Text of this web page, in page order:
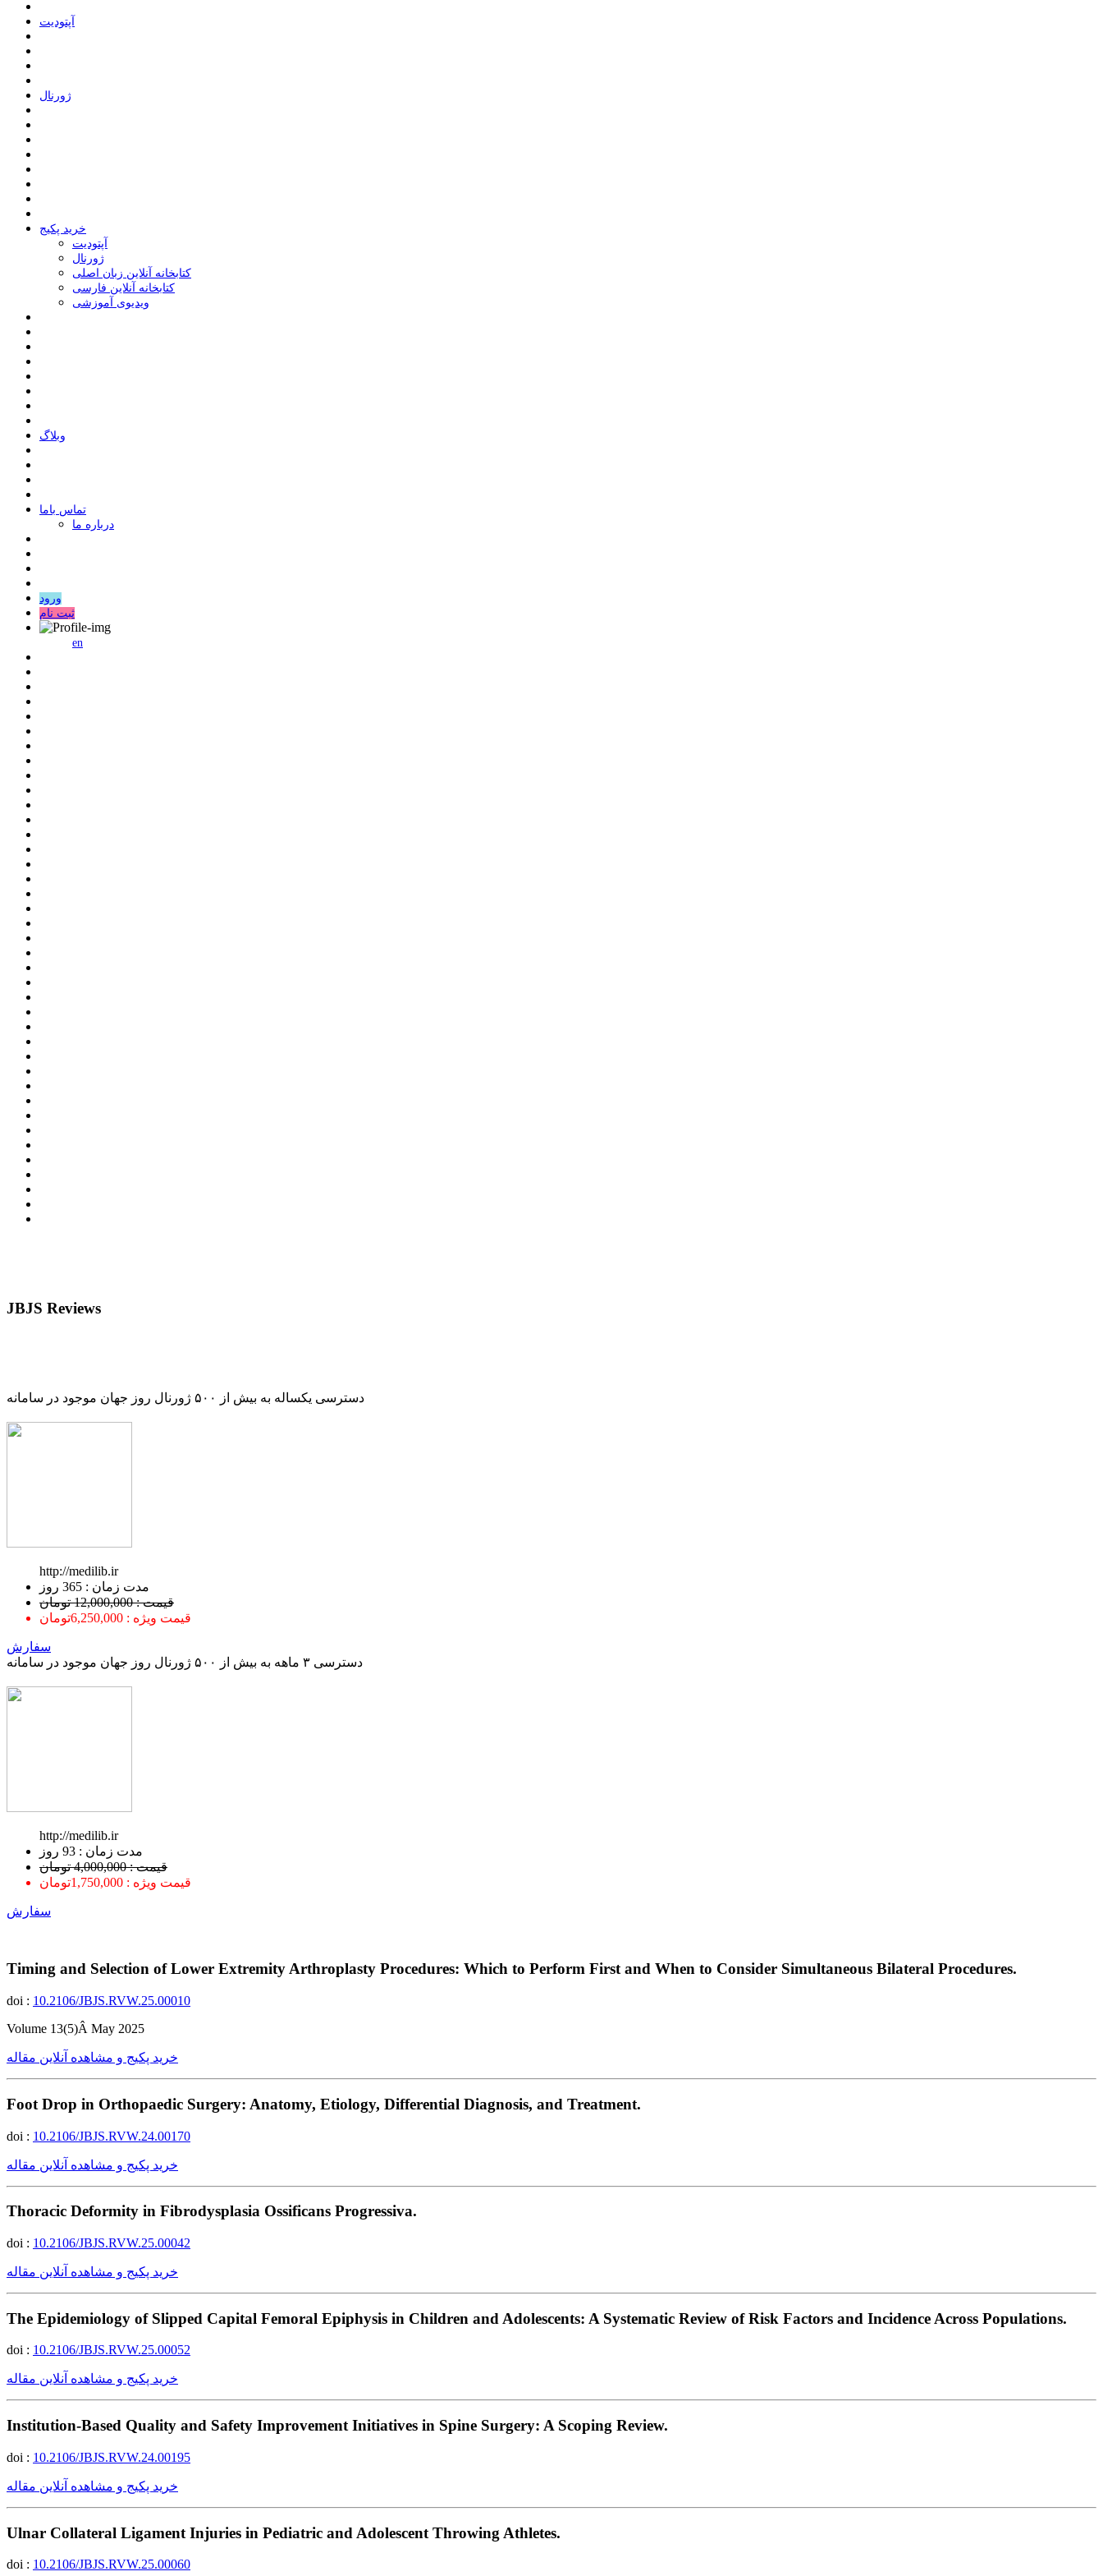
ﺁﭘﺘﻮﺩﯾﺖ
ﮊﻭﺭﻧﺎﻝ
خرید پکیج
ﺁﭘﺘﻮﺩﯾﺖ
ﮊﻭﺭﻧﺎﻝ
کتابخانه آنلاین زبان اصلی
کتابخانه آنلاین فارسی
ویدیوی آموزشی
وبلاگ
ﺗﻤﺎﺱ ﺑﺎﻣﺎ
درباره ما
ورود
ثبت نام
en
JBJS Reviews
دسترسی یکساله به بیش از ۵۰۰ ژورنال روز جهان موجود در سامانه
http://medilib.ir
ﻣﺪﺕ ﺯﻣﺎﻥ : 365 ﺭﻭﺯ
قیمت : 12,000,000 تومان
قیمت ویژه : 6,250,000تومان
سفارش
دسترسی ۳ ماهه به بیش از ۵۰۰ ژورنال روز جهان موجود در سامانه
http://medilib.ir
ﻣﺪﺕ ﺯﻣﺎﻥ : 93 ﺭﻭﺯ
قیمت : 4,000,000 تومان
قیمت ویژه : 1,750,000تومان
سفارش
Timing and Selection of Lower Extremity Arthroplasty Procedures: Which to Perform First and When to Consider Simultaneous Bilateral Procedures.
doi : 10.2106/JBJS.RVW.25.00010
Volume 13(5)Â May 2025
خرید پکیج و مشاهده آنلاین مقاله
Foot Drop in Orthopaedic Surgery: Anatomy, Etiology, Differential Diagnosis, and Treatment.
doi : 10.2106/JBJS.RVW.24.00170
خرید پکیج و مشاهده آنلاین مقاله
Thoracic Deformity in Fibrodysplasia Ossificans Progressiva.
doi : 10.2106/JBJS.RVW.25.00042
خرید پکیج و مشاهده آنلاین مقاله
The Epidemiology of Slipped Capital Femoral Epiphysis in Children and Adolescents: A Systematic Review of Risk Factors and Incidence Across Populations.
doi : 10.2106/JBJS.RVW.25.00052
خرید پکیج و مشاهده آنلاین مقاله
Institution-Based Quality and Safety Improvement Initiatives in Spine Surgery: A Scoping Review.
doi : 10.2106/JBJS.RVW.24.00195
خرید پکیج و مشاهده آنلاین مقاله
Ulnar Collateral Ligament Injuries in Pediatric and Adolescent Throwing Athletes.
doi : 10.2106/JBJS.RVW.25.00060